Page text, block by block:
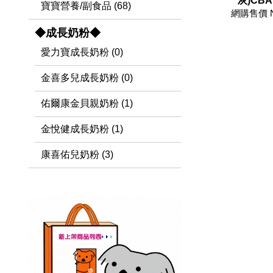
網購售價
寶寶營養/副食品 (68)
◆成長奶粉◆
愛力寶成長奶粉 (0)
金喜多兒成長奶粉 (0)
佑爾康金貝親奶粉 (1)
金悅健成長奶粉 (1)
康喜佑兒奶粉 (3)